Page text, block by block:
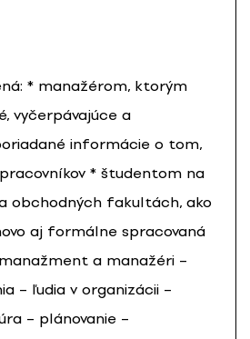
* manažérom, ktorým
vyčerpávajúce a
informácie o tom,
* študentom na
obchodných fakultách, ako
aj formálne spracovaná
a manažéri –
– ľudia v organizácii –
– plánovanie –